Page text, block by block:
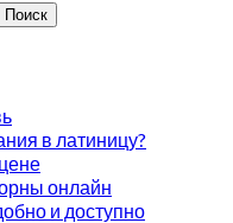
в латиницу?
онлайн
и доступно